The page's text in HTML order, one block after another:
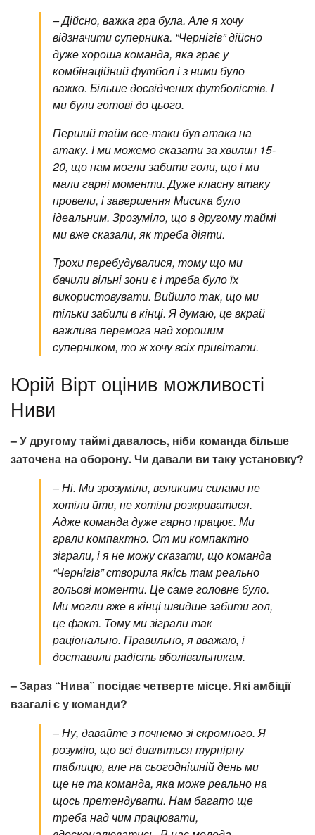
– Дійсно, важка гра була. Але я хочу
відзначити суперника. “Чернігів” дійсно
дуже хороша команда, яка грає у
комбінаційний футбол і з ними було
важко. Більше досвідчених футболістів. І
ми були готові до цього.
Перший тайм все-таки був атака на
атаку. І ми можемо сказати за хвилин 15-
20, що нам могли забити голи, що і ми
мали гарні моменти. Дуже класну атаку
провели, і завершення Мисика було
ідеальним. Зрозуміло, що в другому таймі
ми вже сказали, як треба діяти.
Трохи перебудувалися, тому що ми
бачили вільні зони є і треба було їх
використовувати. Вийшло так, що ми
тільки забили в кінці. Я думаю, це вкрай
важлива перемога над хорошим
суперником, то ж хочу всіх привітати.
Юрій Вірт оцінив можливості
Ниви
– У другому таймі давалось, ніби команда більше
заточена на оборону. Чи давали ви таку установку?
– Ні. Ми зрозуміли, великими силами не
хотіли йти, не хотіли розкриватися.
Адже команда дуже гарно працює. Ми
грали компактно. От ми компактно
зіграли, і я не можу сказати, що команда
“Чернігів” створила якісь там реально
гольові моменти. Це саме головне було.
Ми могли вже в кінці швидше забити гол,
це факт. Тому ми зіграли так
раціонально. Правильно, я вважаю, і
доставили радість вболівальникам.
– Зараз “Нива” посідає четверте місце. Які амбіції
взагалі є у команди?
– Ну, давайте з почнемо зі скромного. Я
розумію, що всі дивляться турнірну
таблицю, але на сьогоднішній день ми
ще не та команда, яка може реально на
щось претендувати. Нам багато ще
треба над чим працювати,